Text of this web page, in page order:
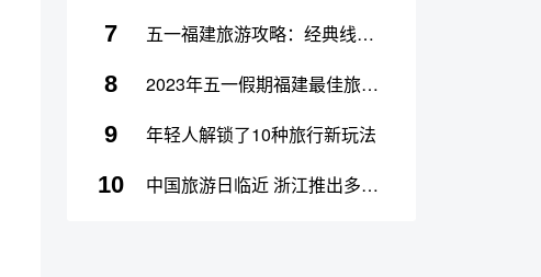
7 五一福建旅游攻略：经典线路推荐
8 2023年五一假期福建最佳旅行地推荐
9 年轻人解锁了10种旅行新玩法
10 中国旅游日临近 浙江推出多重出游优惠